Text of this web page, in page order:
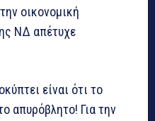
οικονομική
ΝΔ απέτυχε
είναι ότι το
απυρόβλητο! Για την